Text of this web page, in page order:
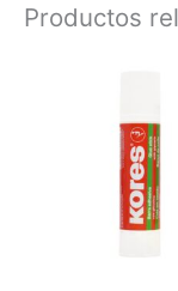
Productos